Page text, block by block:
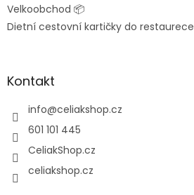
Velkoobchod 📦
Dietní cestovní kartičky do restaurece
Kontakt
info@celiakshop.cz
601 101 445
CeliakShop.cz
celiakshop.cz